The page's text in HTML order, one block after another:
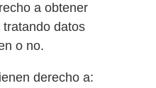
a obtener
datos
o no.
derecho a: